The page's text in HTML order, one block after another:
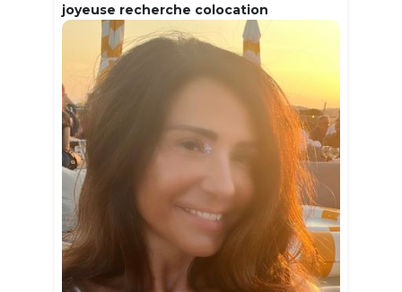
joyeuse recherche colocation